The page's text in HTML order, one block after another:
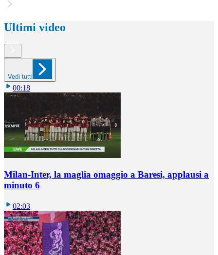
Ultimi video
Vedi tutti
00:18
Milan-Inter, la maglia omaggio a Baresi, applausi a
minuto 6
02:03